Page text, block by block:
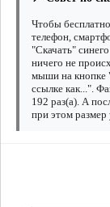
Чтобы
телефон,
"Скачать"
ничего не
мыши на кнопке
ссылке как...".
192 раз(а). А
при этом